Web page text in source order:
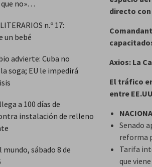
directo con
Axios: La
El tráfico
entre
Senado
reforma
Tarifa
que
que no»…
n.º 17:
un bebé
advierte: Cuba no
soga; EU le impedirá
a 100 días de
instalación de relleno
mundo, sábado 8 de